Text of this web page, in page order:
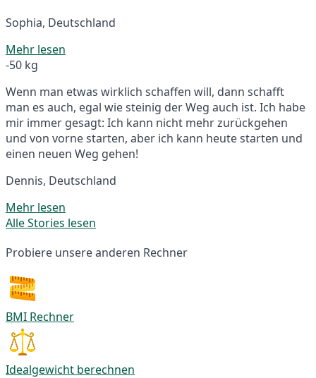
Sophia, Deutschland
Mehr lesen
-50 kg
Wenn man etwas wirklich schaffen will, dann schafft
man es auch, egal wie steinig der Weg auch ist. Ich habe
mir immer gesagt: Ich kann nicht mehr zurückgehen
und von vorne starten, aber ich kann heute starten und
einen neuen Weg gehen!
Dennis, Deutschland
Mehr lesen
Alle Stories lesen
Probiere unsere anderen Rechner
BMI Rechner
Idealgewicht berechnen